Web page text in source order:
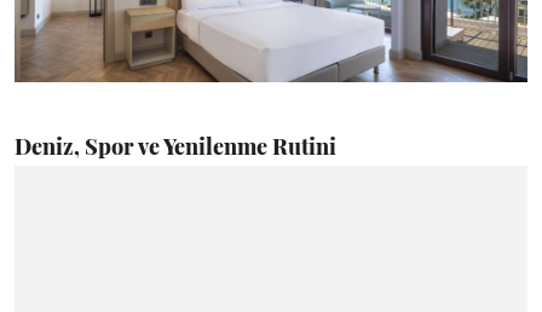
Deniz, Spor ve Yenilenme Rutini